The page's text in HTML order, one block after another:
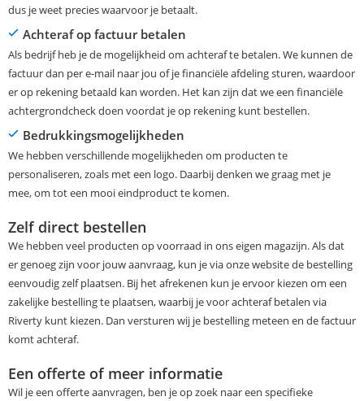
dus je weet precies waarvoor je betaalt.
Achteraf op factuur betalen
Als bedrijf heb je de mogelijkheid om achteraf te betalen. We kunnen de
factuur dan per e-mail naar jou of je financiële afdeling sturen, waardoor
er op rekening betaald kan worden. Het kan zijn dat we een financiële
achtergrondcheck doen voordat je op rekening kunt bestellen.
Bedrukkingsmogelijkheden
We hebben verschillende mogelijkheden om producten te
personaliseren, zoals met een logo. Daarbij denken we graag met je
mee, om tot een mooi eindproduct te komen.
Zelf direct bestellen
We hebben veel producten op voorraad in ons eigen magazijn. Als dat
er genoeg zijn voor jouw aanvraag, kun je via onze website de bestelling
eenvoudig zelf plaatsen. Bij het afrekenen kun je ervoor kiezen om een
zakelijke bestelling te plaatsen, waarbij je voor achteraf betalen via
Riverty kunt kiezen. Dan versturen wij je bestelling meteen en de factuur
komt achteraf.
Een offerte of meer informatie
Wil je een offerte aanvragen, ben je op zoek naar een specifieke